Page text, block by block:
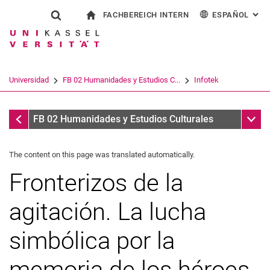
Jump directly to: content
Jump directly to: search
Jump directly to: main
Show search form
Search term
Search (opens an external link in a
FACHBEREICH INTERN ESPAÑOL :
Universidad FB 02 Humanidades y Estudios C... Infotek
InfotekFB 02 Humanidades y Estudios Culturales Sub
The content on this page was translated automatically.
Fronterizos de la
agitación. La lucha
simbólica por la